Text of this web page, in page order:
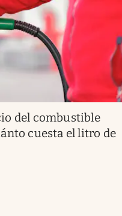
del combustible
cuesta el litro de